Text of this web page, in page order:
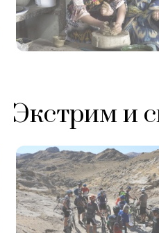
Экстрим и